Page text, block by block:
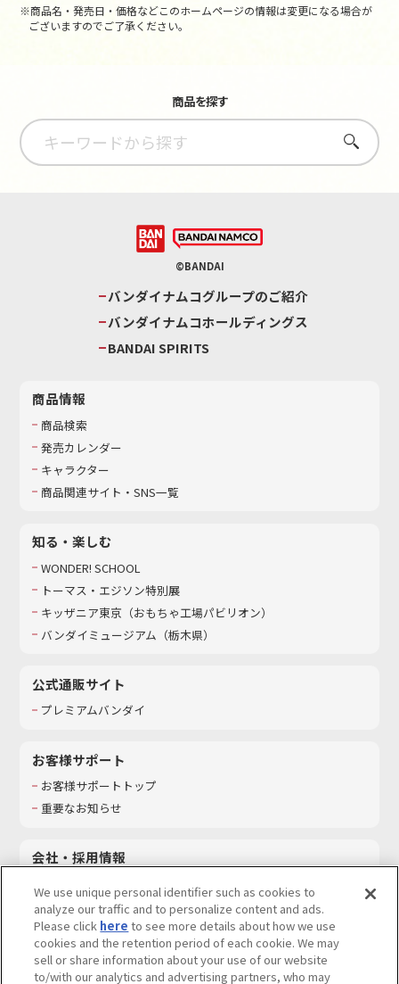
※商品名・発売日・価格などこのホームページの情報は変更になる場合が
ございますのでご了承ください。
商品を探す
さがす
©BANDAI
バンダイナムコグループのご紹介
バンダイナムコホールディングス
BANDAI SPIRITS
商品情報
商品検索
発売カレンダー
キャラクター
商品関連サイト・SNS一覧
知る・楽しむ
WONDER! SCHOOL
トーマス・エジソン特別展
キッザニア東京（おもちゃ工場パビリオン）​
バンダイミュージアム（栃木県）
公式通販サイト
プレミアムバンダイ
お客様サポート
お客様サポートトップ
重要なお知らせ
会社・採用情報
採用情報
サステナビリティ
お問い合わせ
We use unique personal identifier such as cookies to
analyze our traffic and to personalize content and ads.
Please click here to see more details about how we use
cookies and the retention period of each cookie. We may
sell or share information about your use of our website
to/with our analytics and advertising partners, who may